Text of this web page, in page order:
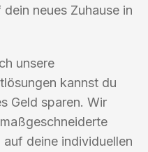
neues Zuhause in
unsere
kannst du
Geld sparen. Wir
deine individuellen